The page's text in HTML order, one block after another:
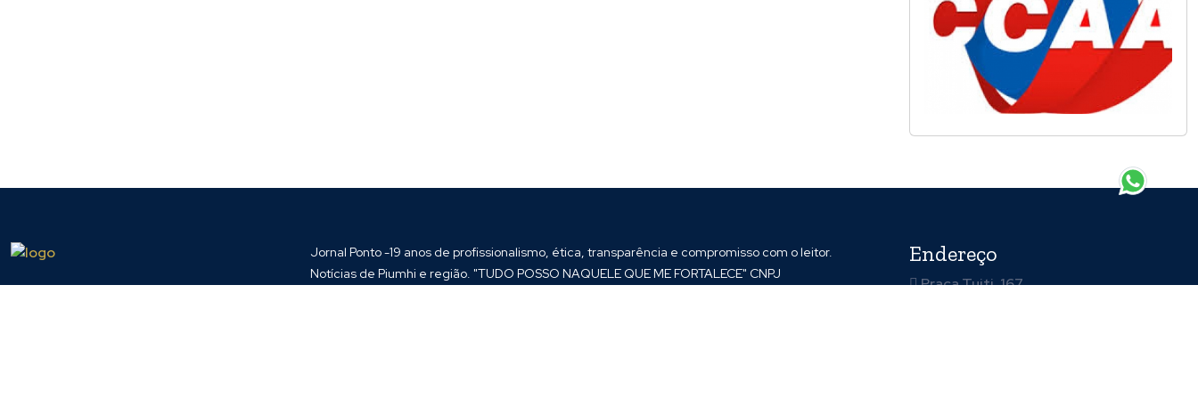
Jornal Ponto -19 anos de profissionalismo, ética, transparência e compromisso com o leitor.
Notícias de Piumhi e região. "TUDO POSSO NAQUELE QUE ME FORTALECE" CNPJ
Endereço
Praça Tuiti, 167